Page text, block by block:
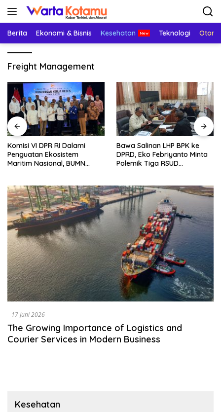
Langsung
Berita Ekonomi & Bisnis Kesehatan Teknologi
Freight Management
Komisi VI DPR RI Dalami
Penguatan Ekosistem
Maritim Nasional, BUMN
Bawa Salinan LHP BPK ke
DPRD, Eko Febriyanto Minta
Polemik Tiga RSUD
17 Juni 2026
The Growing Importance of Logistics and
Courier Services in Modern Business
Kesehatan